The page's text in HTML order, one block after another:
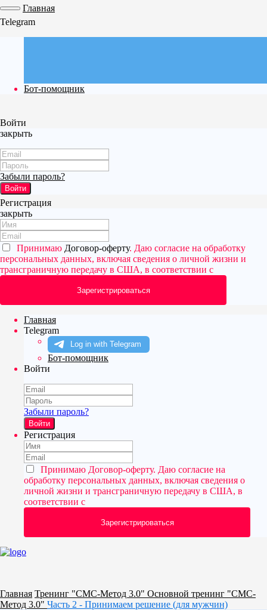
Главная
Telegram
Бот-помощник
Войти
закрыть
Забыли пароль?
Войти
Регистрация
закрыть
Принимаю Договор-оферту. Даю согласие на обработку
персональных данных, включая сведения о личной жизни и
трансграничную передачу в США, в соответствии с
Главная
Telegram
Бот-помощник
Войти
Забыли пароль?
Войти
Регистрация
Принимаю Договор-оферту. Даю согласие на
обработку персональных данных, включая сведения о
личной жизни и трансграничную передачу в США, в
соответствии с
Главная Тренинг "СМС-Метод 3.0" Основной тренинг "СМС-
Метод 3.0" Часть 2 - Принимаем решение (для мужчин)